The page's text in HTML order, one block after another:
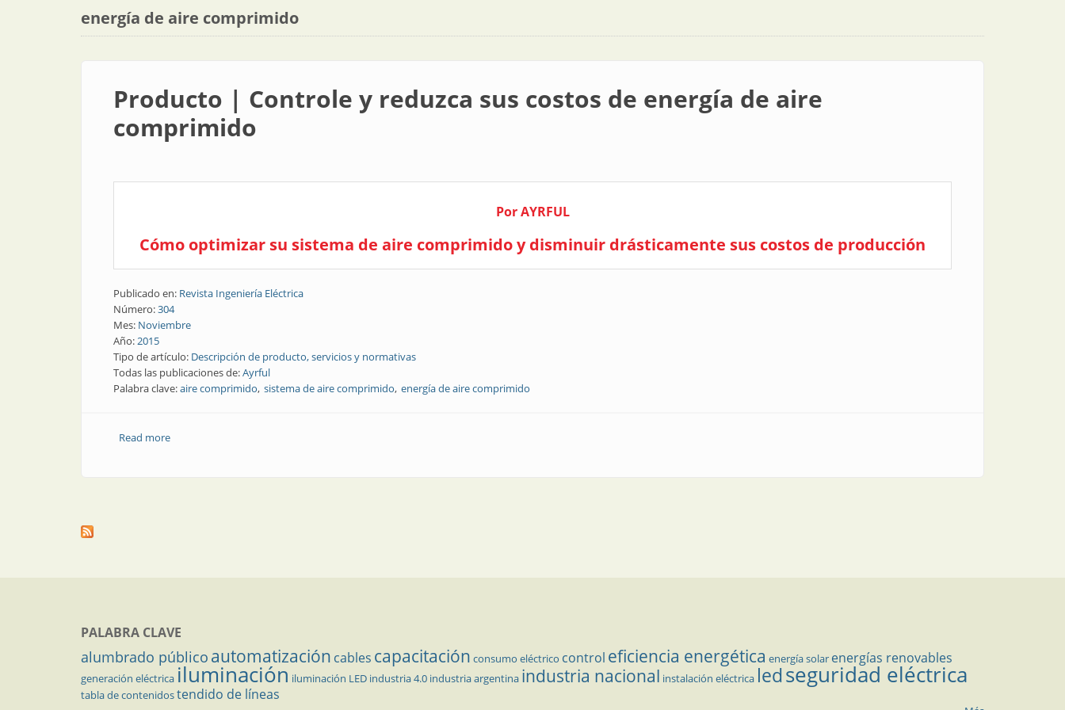
energía de aire comprimido
Producto | Controle y reduzca sus costos de energía de aire
comprimido
Por AYRFUL
Cómo optimizar su sistema de aire comprimido y disminuir drásticamente sus costos de producción
Publicado en: Revista Ingeniería Eléctrica
Número:304
Mes: Noviembre
Año:2015
Tipo de artículo: Descripción de producto, servicios y normativas
Todas las publicaciones de:Ayrful
Palabra clave:aire comprimido sistema de aire comprimido energía de aire comprimido
Read moreabout Producto | Controle y reduzca sus costos de energía de aire comprimido
PALABRA CLAVE
alumbrado público automatización cables capacitación consumo eléctrico control eficiencia energética energía solar energías renovables
generación eléctrica iluminación iluminación LED industria 4.0 industria argentina industria nacional instalación eléctrica ledseguridad eléctrica
tabla de contenidostendido de líneas